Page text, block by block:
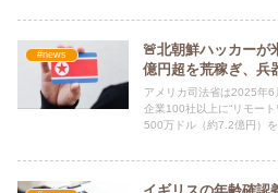
#news
🚨北朝鮮ハッカーが
億円超を荒稼ぎ、
アメリカ司法省は2025年6
企業100社以上に“リモー
500万ドル（約7.2億円）